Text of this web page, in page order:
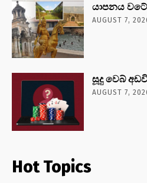
යාපනය
AUGUST 7,
සූදු වෙබ්
AUGUST 7,
Hot Topics